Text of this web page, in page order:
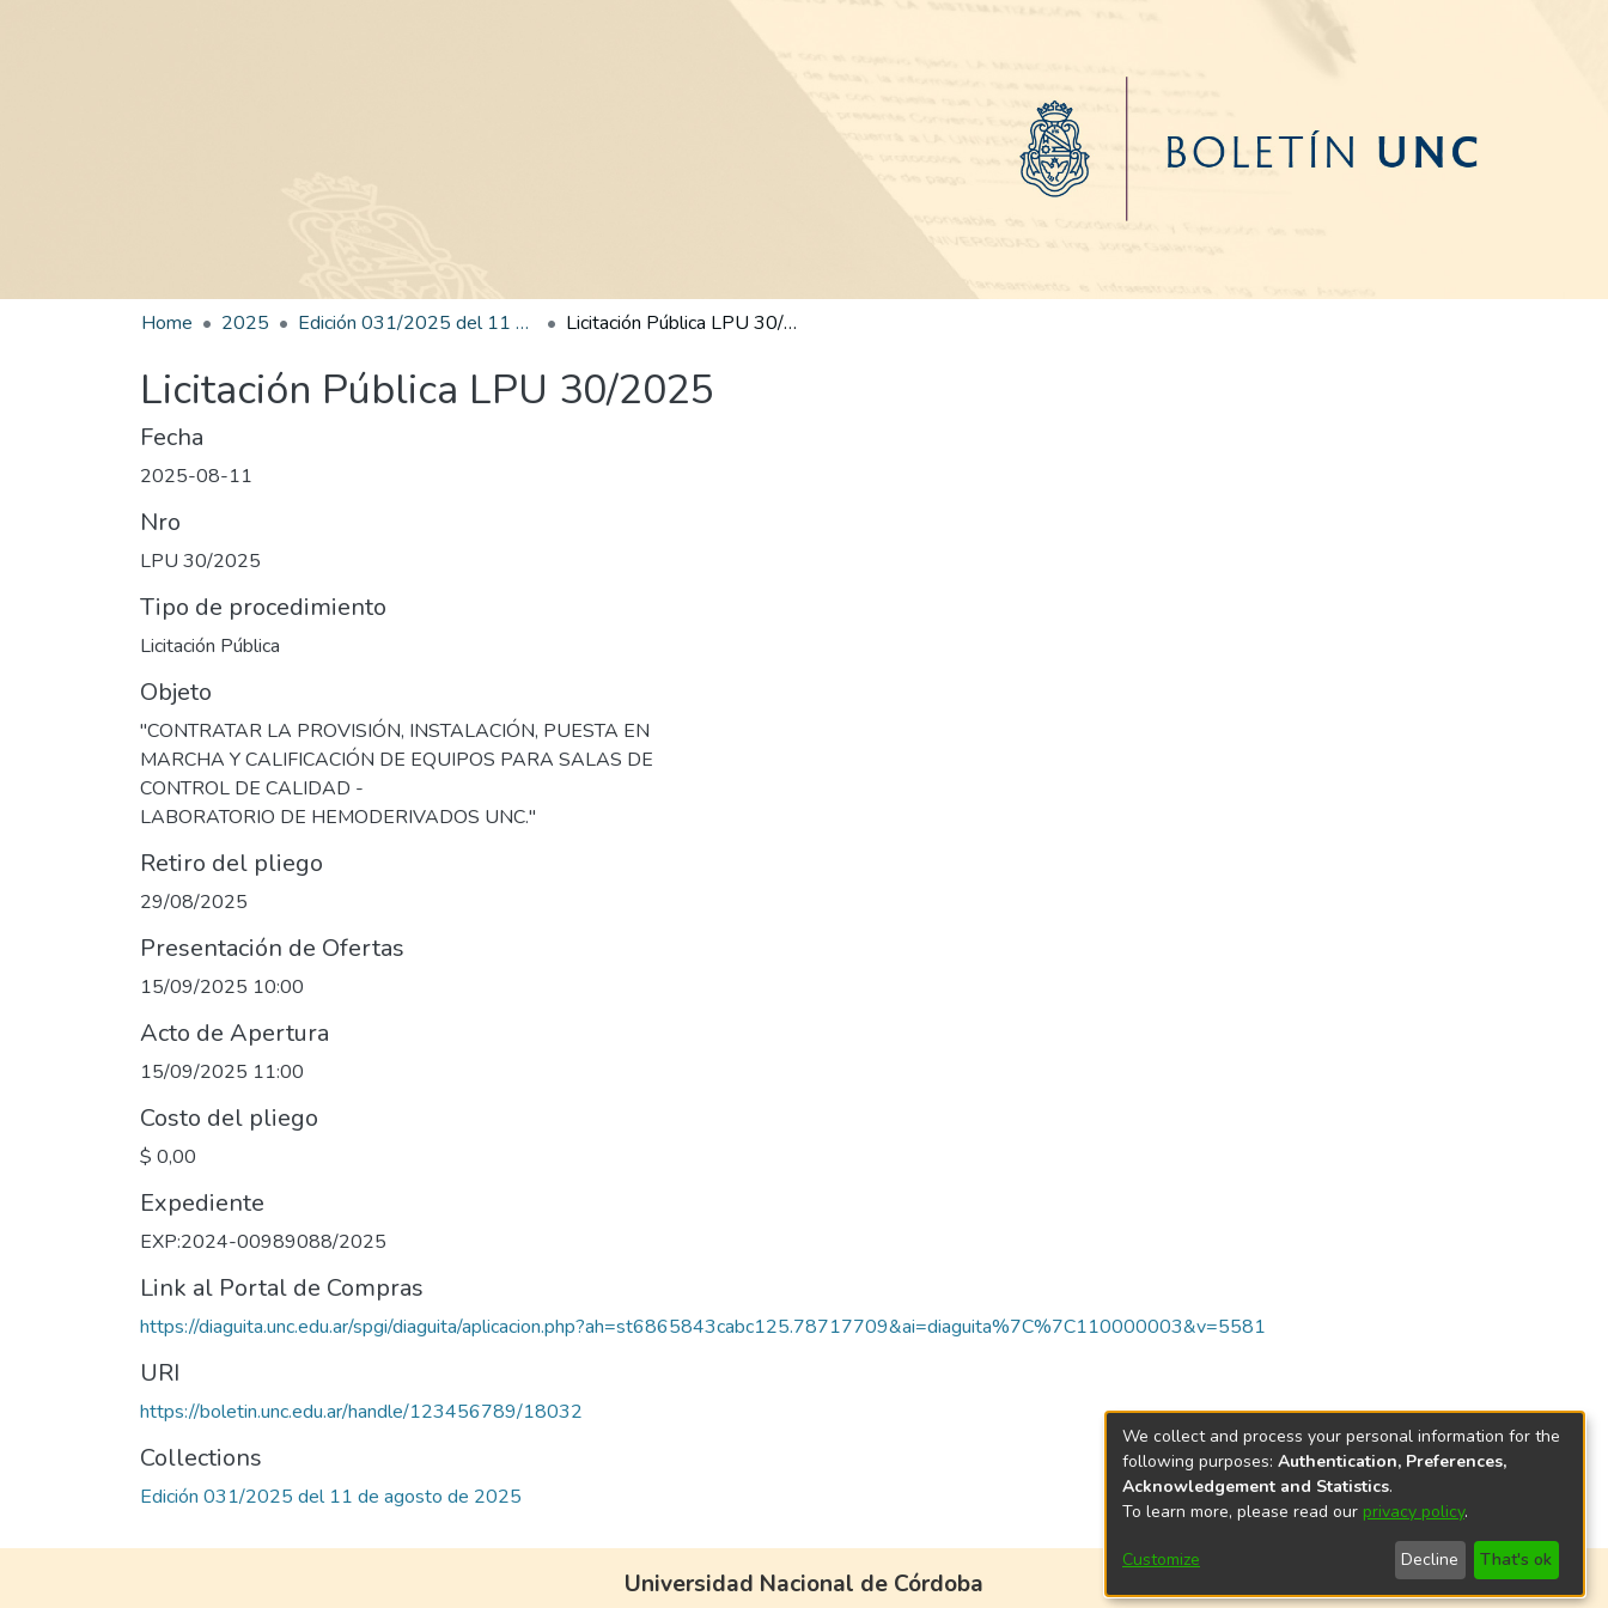
Home 2025 Edición 031/2025 del 11 de agosto de 2025 Licitación Pública LPU 30/2025
Licitación Pública LPU 30/2025
Fecha
2025-08-11
Nro
LPU 30/2025
Tipo de procedimiento
Licitación Pública
Objeto
"CONTRATAR LA PROVISIÓN, INSTALACIÓN, PUESTA EN
MARCHA Y CALIFICACIÓN DE EQUIPOS PARA SALAS DE
CONTROL DE CALIDAD -
LABORATORIO DE HEMODERIVADOS UNC."
Retiro del pliego
29/08/2025
Presentación de Ofertas
15/09/2025 10:00
Acto de Apertura
15/09/2025 11:00
Costo del pliego
$ 0,00
Expediente
EXP:2024-00989088/2025
Link al Portal de Compras
https://diaguita.unc.edu.ar/spgi/diaguita/aplicacion.php?ah=st6865843cabc125.78717709&ai=diaguita%7C%7C110000003&v=5581
URI
https://boletin.unc.edu.ar/handle/123456789/18032
Collections
Edición 031/2025 del 11 de agosto de 2025
Universidad Nacional de Córdoba
We collect and process your personal information for the
following purposes: Authentication, Preferences,
Acknowledgement and Statistics.
To learn more, please read our privacy policy.
Customize Decline That's ok